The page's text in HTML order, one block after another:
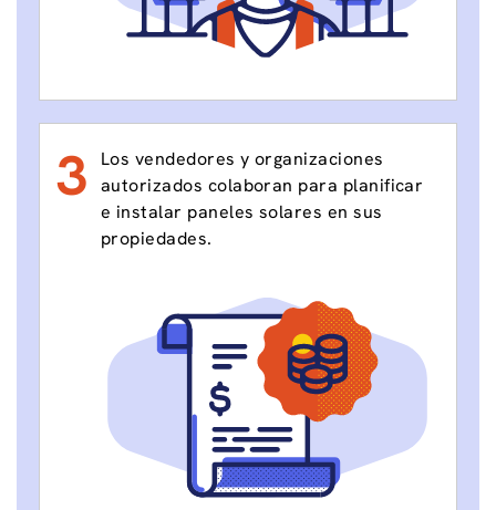
3
Los vendedores y organizaciones
autorizados colaboran para planificar
e instalar paneles solares en sus
propiedades.